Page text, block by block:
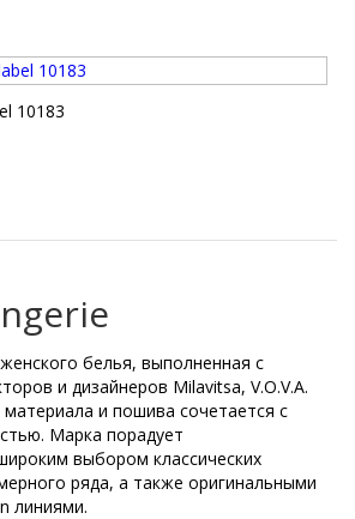
10183
белья, выполненная с
и дизайнеров Milavitsa, V.O.V.A.
и пошива сочетается с
Марка порадует
выбором классических
ряда, а также оригинальными
линиями.